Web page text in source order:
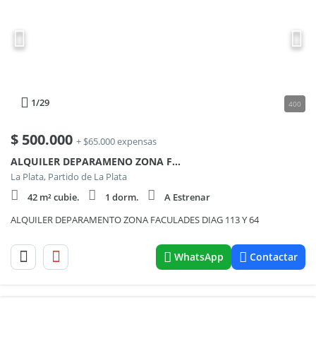
1/29 400
$ 500.000 + $65.000 expensas
ALQUILER DEPARAMENO ZONA FACULADES (BOSQUE) DIAG 113 Y 64
La Plata, Partido de La Plata
42 m² cubie.
1 dorm.
A Estrenar
ALQUILER DEPARAMENTO ZONA FACULADES DIAG 113 Y 64
WhatsApp Contactar